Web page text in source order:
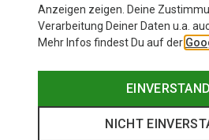
Anzeigen zeigen. Deine
Verarbeitung Deiner Daten u.a.
Mehr Infos findest Du auf der
NICHT